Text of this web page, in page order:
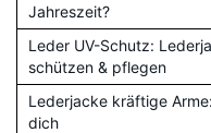
Jahreszeit?
Leder UV-Schutz:
schützen & pflegen
Lederjacke kräftige
dich